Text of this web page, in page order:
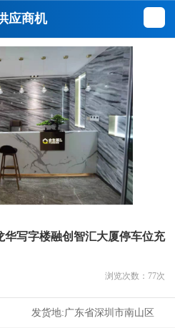
应商机
华写字楼融创智汇大厦停车位充
浏览次数： 77次
发货地:广东省深圳市南山区